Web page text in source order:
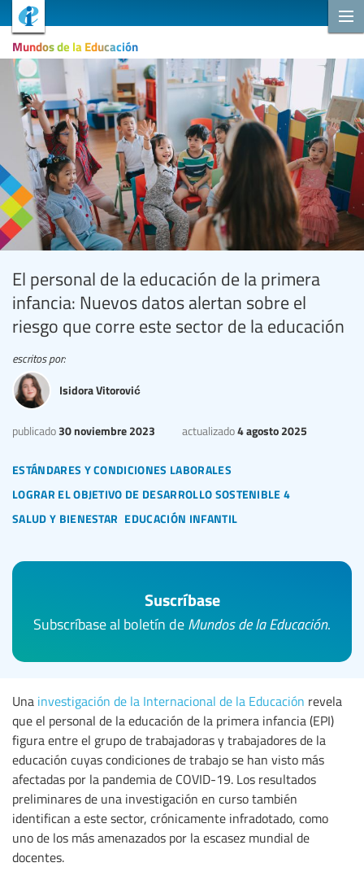
Mundos de la Educación
El personal de la educación de la primera
infancia: Nuevos datos alertan sobre el
riesgo que corre este sector de la educación
estándares y condiciones laborales
lograr el objetivo de desarrollo sostenible 4
salud y bienestar educación infantil
publicado 30 noviembre 2023 actualizado4 agosto 2025
escritos por:
Isidora Vitorović
Suscríbase
Subscríbase al boletín de Mundos de la Educación.
Una investigación de la Internacional de la Educación revela
que el personal de la educación de la primera infancia (EPI)
figura entre el grupo de trabajadoras y trabajadores de la
educación cuyas condiciones de trabajo se han visto más
afectadas por la pandemia de COVID-19. Los resultados
preliminares de una investigación en curso también
identifican a este sector, crónicamente infradotado, como
uno de los más amenazados por la escasez mundial de
docentes.